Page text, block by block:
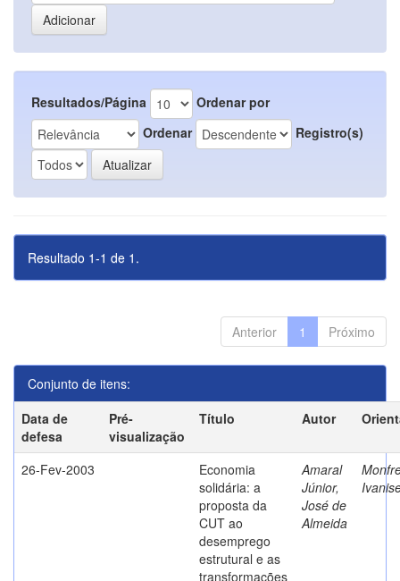
Resultados/Página
Ordenar por
Ordenar
Registro(s)
Resultado 1-1 de 1.
Anterior 1 Próximo
Conjunto de itens:
Data de
defesa
Pré-
visualização
Título Autor
26-Fev-2003
Economia
solidária: a
proposta da
CUT ao
desemprego
estrutural e as
transformações
Amaral
Júnior,
José de
Almeida